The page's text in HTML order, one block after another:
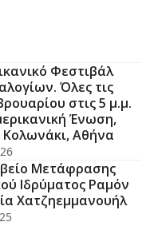
Φεστιβάλ
Όλες τις
στις 5 μ.μ.
Ένωση,
Αθήνα
Μετάφρασης
Ιδρύματος Ραμόν
Χατζηεμμανουήλ